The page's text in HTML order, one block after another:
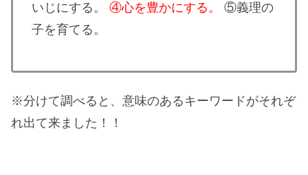
いじにする。 ④心を豊かにする。
⑤義理の
子を育てる。
※分けて調べると、意味のあるキーワードがそれぞ
れ出て来ました！！